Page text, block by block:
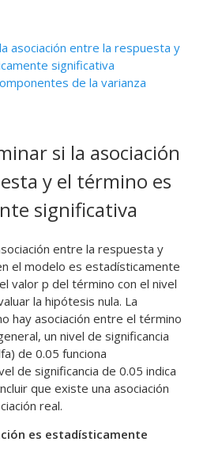
asociación entre la respuesta y
significativa
de la varianza
si la asociación
y el término es
significativa
entre la respuesta y
el modelo es estadísticamente
valor p del término con el nivel
la hipótesis nula. La
hay asociación entre el término
un nivel de significancia
de 0.05 funciona
de significancia de 0.05 indica
que existe una asociación
real.
es estadísticamente